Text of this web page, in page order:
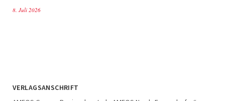
8. Juli 2026
VERLAGSANSCHRIFT